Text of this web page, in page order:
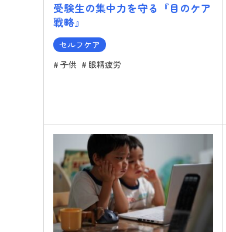
受験生の集中力を守る『目のケア
戦略』
セルフケア
子供
眼精疲労